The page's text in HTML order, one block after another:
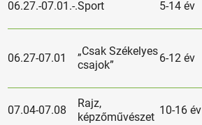
06.27.-07.01.-.Sport 5-14 év
06.27-07.01
„Csak Székelyes
csajok”
6-12 év
07.04-07.08
Rajz,
képzőművészet
10-16 év